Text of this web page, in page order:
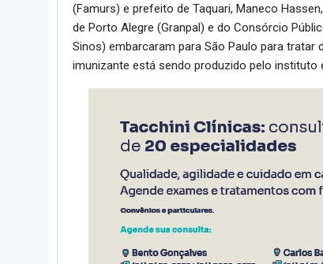
(Famurs) e prefeito de Taquari, Maneco
de Porto Alegre (Granpal) e do Consórcio
Sinos) embarcaram para São Paulo para
imunizante está sendo produzido pelo